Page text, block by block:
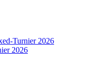
Turnier 2026
2026